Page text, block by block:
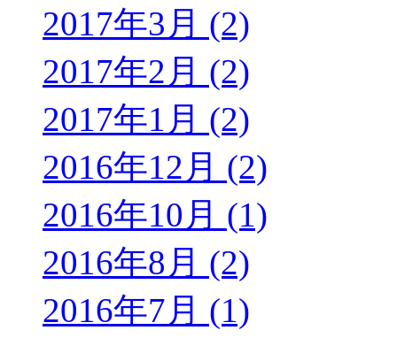
2017年3月 (2)
2017年2月 (2)
2017年1月 (2)
2016年12月 (2)
2016年10月 (1)
2016年8月 (2)
2016年7月 (1)